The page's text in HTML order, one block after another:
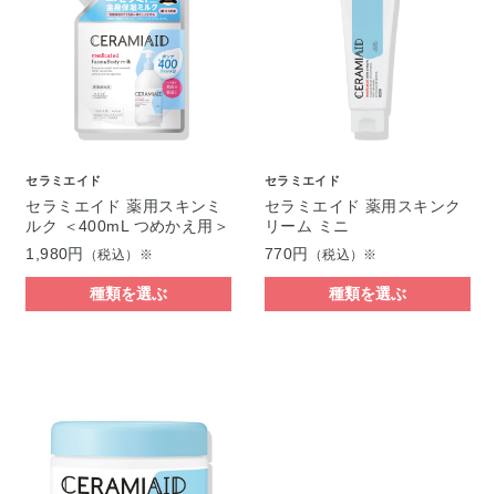
セラミエイド
セラミエイド 薬用スキンミ
ルク ＜400mL つめかえ用＞
1,980円
（税込）※
種類を選ぶ
セラミエイド
セラミエイド 薬用スキンク
リーム ミニ
770円
（税込）※
種類を選ぶ